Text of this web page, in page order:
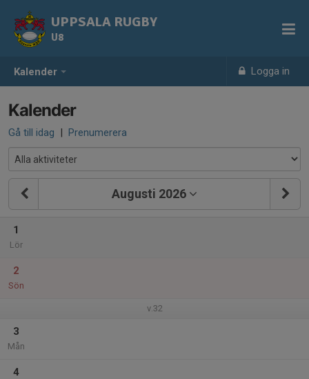
Kalender Logga in
UPPSALA RUGBY
U8
Kalender
Gå till idag | Prenumerera
Augusti 2026
1
Lör
2
Sön
v.32
3
Mån
4